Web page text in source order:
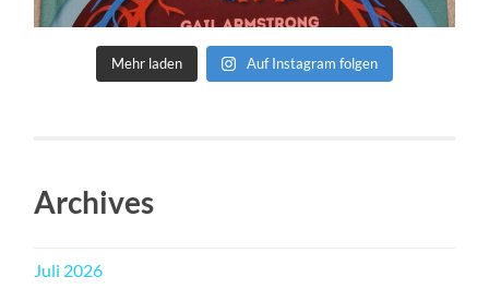
Mehr laden Auf Instagram folgen
Archives
Juli 2026